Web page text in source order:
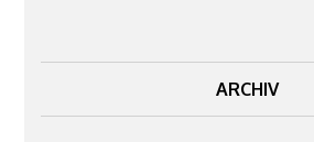
ARCHIV